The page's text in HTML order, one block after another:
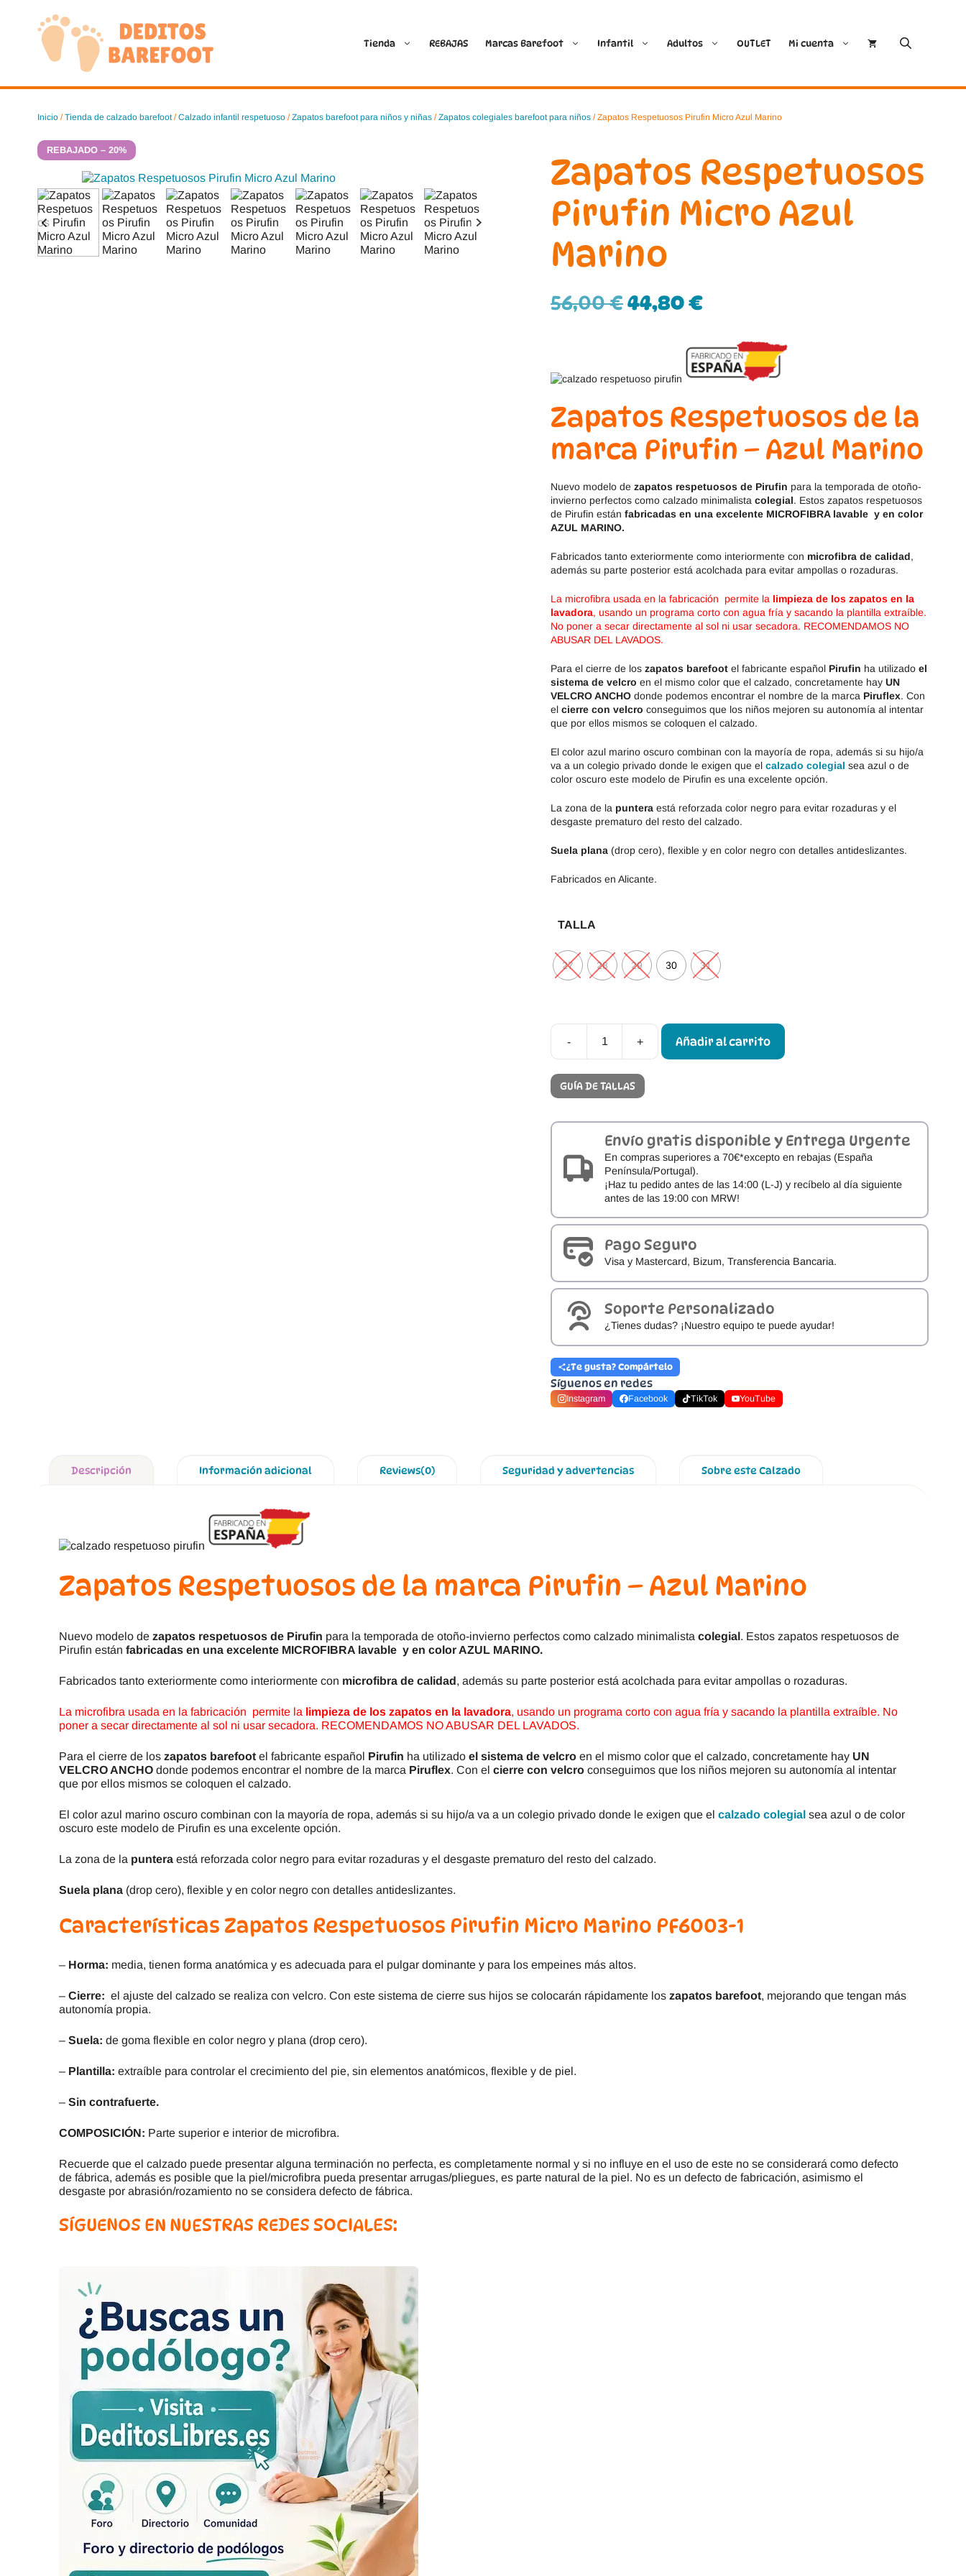
contenido
Tienda REBAJAS Marcas Barefoot
Ballop
Crave Barefoot
Coimbra
Dada
Batilas
Crecendo
Gioseppo
Ipanema
Cóndor
Deditos
Demax
FlexiNens
Koops
OldSoles
Stitch & Walk
Dodo Shoes
Igor
Zapy
Infantil Adultos OUTLET Mi cuenta
Inicio /Tienda de calzado barefoot/Calzado infantil respetuoso /Zapatos barefoot para niños y niñas /Zapatos colegiales barefoot para niños / Zapatos Respetuosos Pirufin Micro Azul Marino
REBAJADO – 20%
Zapatos Respetuosos
Pirufin Micro Azul
Marino
56,00€44,80€
Zapatos Respetuosos de la
marca Pirufin – Azul Marino
Nuevo modelo de zapatos respetuosos de Pirufin para la temporada de otoño-
invierno perfectos como calzado minimalista colegial. Estos zapatos respetuosos
de Pirufin están fabricadas en una excelente MICROFIBRA lavable y en color
AZUL MARINO.
Fabricados tanto exteriormente como interiormente con microfibra de calidad,
además su parte posterior está acolchada para evitar ampollas o rozaduras.
La microfibra usada en la fabricación permite la limpieza de los zapatos en la
lavadora, usando un programa corto con agua fría y sacando la plantilla extraíble.
No poner a secar directamente al sol ni usar secadora. RECOMENDAMOS NO
ABUSAR DEL LAVADOS.
Para el cierre de los zapatos barefoot el fabricante español Pirufin ha utilizado el
sistema de velcro en el mismo color que el calzado, concretamente hay UN
VELCRO ANCHO donde podemos encontrar el nombre de la marca Piruflex. Con
el cierre con velcro conseguimos que los niños mejoren su autonomía al intentar
que por ellos mismos se coloquen el calzado.
El color azul marino oscuro combinan con la mayoría de ropa, además si su hijo/a
va a un colegio privado donde le exigen que el calzado colegial sea azul o de
color oscuro este modelo de Pirufin es una excelente opción.
La zona de la puntera está reforzada color negro para evitar rozaduras y el
desgaste prematuro del resto del calzado.
Suela plana (drop cero), flexible y en color negro con detalles antideslizantes.
Fabricados en Alicante.
TALLA
27 28 29 30 31
-
Zapatos
Respetuosos
Pirufin
Micro
Azul
cantidad
+ Añadir al carrito
GUÍA DE TALLAS
Envío gratis disponible y Entrega Urgente
En compras superiores a 70€*excepto en rebajas (España
Península/Portugal).
¡Haz tu pedido antes de las 14:00 (L-J) y recíbelo al día siguiente
antes de las 19:00 con MRW!
Pago Seguro
Visa y Mastercard, Bizum, Transferencia Bancaria.
Soporte Personalizado
¿Tienes dudas? ¡Nuestro equipo te puede ayudar!
¿Te gusta? Compártelo
Síguenos en redes
Instagram Facebook TikTok YouTube
Descripción Información adicional Reviews(0) Seguridad y advertencias Sobre este Calzado
Zapatos Respetuosos de la marca Pirufin – Azul Marino
Nuevo modelo de zapatos respetuosos de Pirufin para la temporada de otoño-invierno perfectos como calzado minimalista colegial. Estos zapatos respetuosos de
Pirufin están fabricadas en una excelente MICROFIBRA lavable y en color AZUL MARINO.
Fabricados tanto exteriormente como interiormente con microfibra de calidad, además su parte posterior está acolchada para evitar ampollas o rozaduras.
La microfibra usada en la fabricación permite la limpieza de los zapatos en la lavadora, usando un programa corto con agua fría y sacando la plantilla extraíble. No
poner a secar directamente al sol ni usar secadora. RECOMENDAMOS NO ABUSAR DEL LAVADOS.
Para el cierre de los zapatos barefoot el fabricante español Pirufin ha utilizado el sistema de velcro en el mismo color que el calzado, concretamente hay UN
VELCRO ANCHO donde podemos encontrar el nombre de la marca Piruflex. Con el cierre con velcro conseguimos que los niños mejoren su autonomía al intentar
que por ellos mismos se coloquen el calzado.
El color azul marino oscuro combinan con la mayoría de ropa, además si su hijo/a va a un colegio privado donde le exigen que el calzado colegial sea azul o de color
oscuro este modelo de Pirufin es una excelente opción.
La zona de la puntera está reforzada color negro para evitar rozaduras y el desgaste prematuro del resto del calzado.
Suela plana (drop cero), flexible y en color negro con detalles antideslizantes.
Características Zapatos Respetuosos Pirufin Micro Marino PF6003-1
– Horma: media, tienen forma anatómica y es adecuada para el pulgar dominante y para los empeines más altos.
– Cierre: el ajuste del calzado se realiza con velcro. Con este sistema de cierre sus hijos se colocarán rápidamente los zapatos barefoot, mejorando que tengan más
autonomía propia.
– Suela: de goma flexible en color negro y plana (drop cero).
– Plantilla: extraíble para controlar el crecimiento del pie, sin elementos anatómicos, flexible y de piel.
– Sin contrafuerte.
COMPOSICIÓN: Parte superior e interior de microfibra.
Recuerde que el calzado puede presentar alguna terminación no perfecta, es completamente normal y si no influye en el uso de este no se considerará como defecto
de fábrica, además es posible que la piel/microfibra pueda presentar arrugas/pliegues, es parte natural de la piel. No es un defecto de fabricación, asimismo el
desgaste por abrasión/rozamiento no se considera defecto de fábrica.
SÍGUENOS EN NUESTRAS REDES SOCIALES: